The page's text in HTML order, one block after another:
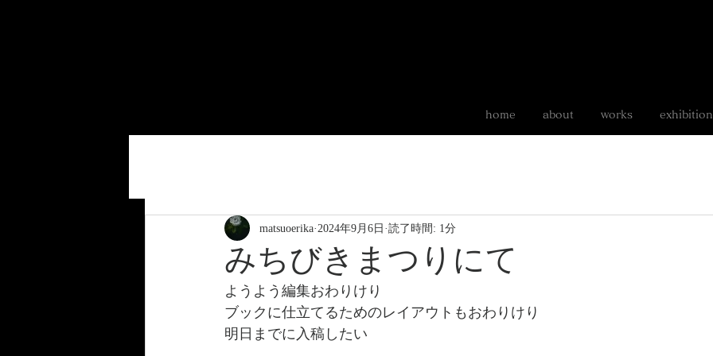
home about works exhibition
みちびきまつりにて
matsuoerika 2024年9月6日 読了時間: 1分
ようよう編集おわりけり
ブックに仕立てるためのレイアウトもおわりけり
明日までに入稿したい